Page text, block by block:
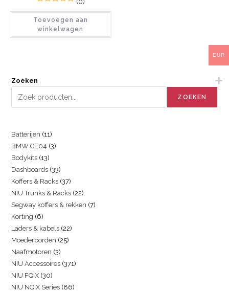
5.00op 5
gebaseerd
Toevoegen aan
winkelwagen
Zoeken
ZOEKEN
Batterijen 11
BMW CE04 3
Bodykits 13
Dashboards 33
Koffers & Racks 37
NIU Trunks & Racks 22
Segway koffers & rekken 7
Korting 6
Laders & kabels 22
Moederborden 25
Naafmotoren 3
NIU Accessoires 371
NIU FQIX 30
NIU NQIX Series 86
EUR